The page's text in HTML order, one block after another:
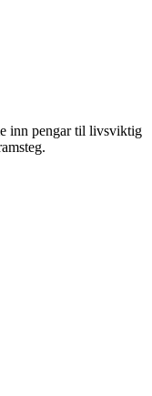
inn pengar til livsviktig